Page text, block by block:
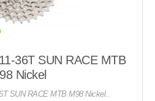
36T SUN RACE MTB
Nickel
SUN RACE MTB M98 Nickel..